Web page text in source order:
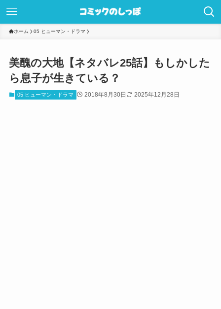
ホーム 05 ヒューマン・ドラマ
美醜の大地【ネタバレ25話】もしかした
ら息子が生きている？
05 ヒューマン・ドラマ 2018年8月30日 2025年12月28日